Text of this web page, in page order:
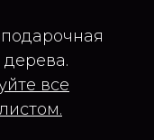
дерева.
все